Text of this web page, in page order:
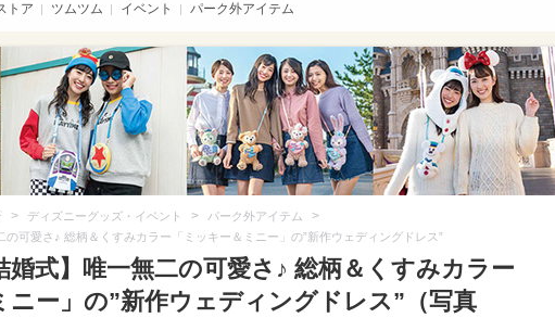
トア ツムツム イベント パーク外アイテム
> ディズニーグッズ・イベント > パーク外アイテム >
の可愛さ♪ 総柄＆くすみカラー「ミッキー＆ミニー」の”新作ウェディングドレス”
婚式】唯一無二の可愛さ♪ 総柄＆くすみカラー
ニー」の”新作ウェディングドレス”（写真